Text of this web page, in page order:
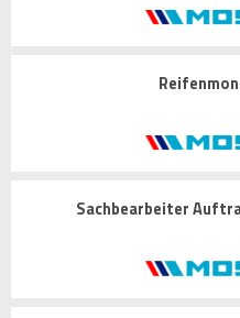
Sachbearbeiter